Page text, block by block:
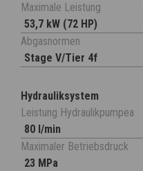
Maximale Leistung
53,7 kW (72 HP)
Abgasnormen
Stage V/Tier 4f
Hydrauliksystem
Leistung Hydraulikpumpea
80 l/min
Maximaler Betriebsdruck
23 MPa